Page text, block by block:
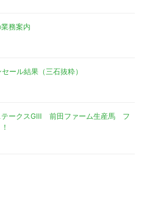
務案内
ール結果（三石抜粋）
テークスGⅢ 前田ファーム生産馬 フ